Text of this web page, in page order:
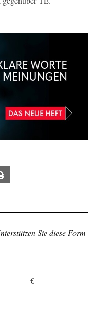
Sie diese Form
€